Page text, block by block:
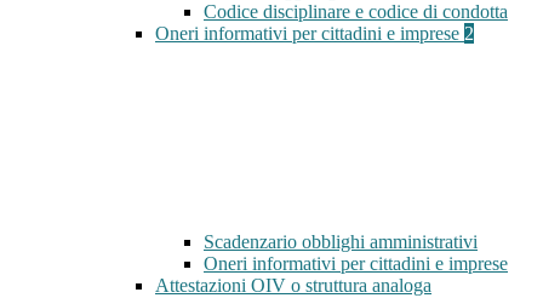
Codice disciplinare e codice di condotta
Oneri informativi per cittadini e imprese 2
Scadenzario obblighi amministrativi
Oneri informativi per cittadini e imprese
Attestazioni OIV o struttura analoga